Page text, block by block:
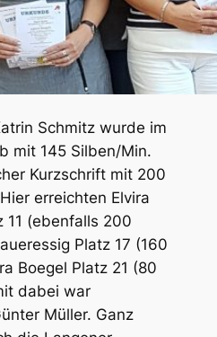
Schmitz wurde im
mit 145 Silben/Min.
Kurzschrift mit 200
erreichten Elvira
11 (ebenfalls 200
Platz 17 (160
Boegel Platz 21 (80
dabei war
Müller. Ganz